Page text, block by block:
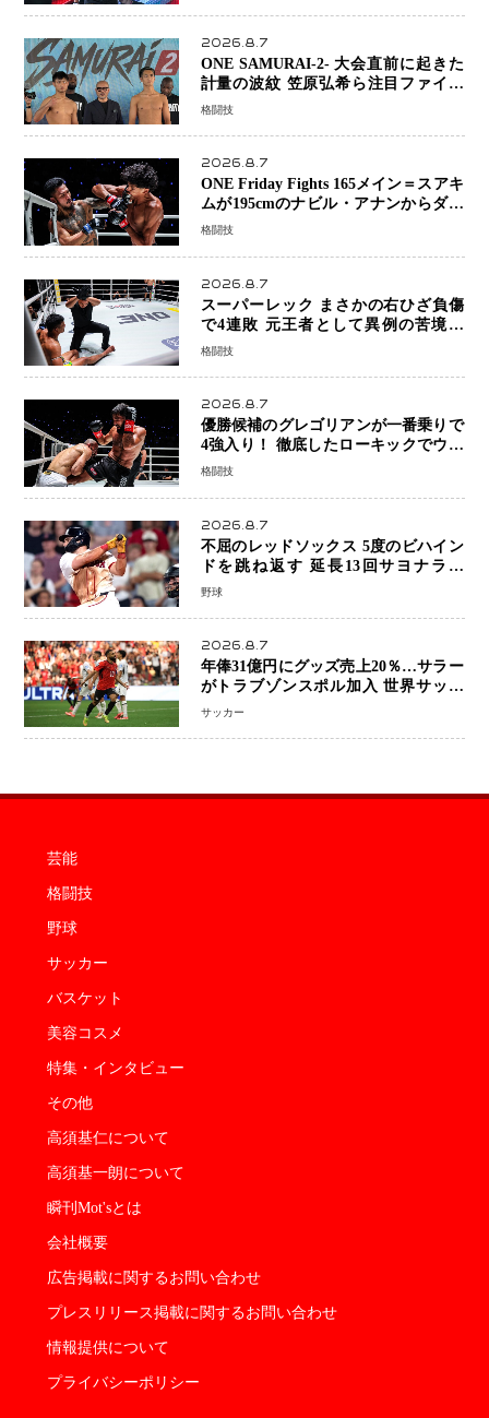
2026.8.7
ONE SAMURAI-2- 大会直前に起きた
計量の波紋 笠原弘希ら注目ファイタ
ーは契約体重で決戦へ、山本歩夢と平
格闘技
2026.8.7
ONE Friday Fights 165メイン＝スアキ
ムが195cmのナビル・アナンからダウ
ン奪取！猛反撃を耐え抜き判定勝利、
格闘技
2026.8.7
スーパーレック まさかの右ひざ負傷
で4連敗 元王者として異例の苦境…
「アクシデント」でも消えない危険信
格闘技
2026.8.7
優勝候補のグレゴリアンが一番乗りで
4強入り！ 徹底したローキックでウス
ビャンを攻略、判定勝利
格闘技
2026.8.7
不屈のレッドソックス 5度のビハイン
ドを跳ね返す 延長13回サヨナラ勝
ち 吉田正尚選手も2安打1打点で貢献 4
野球
2026.8.7
年俸31億円にグッズ売上20％…サラー
がトラブゾンスポル加入 世界サッカ
ーは「五大リーグ一強」から新時代へ
サッカー
芸能
格闘技
野球
サッカー
バスケット
美容コスメ
特集・インタビュー
その他
高須基仁について
高須基一朗について
瞬刊Mot'sとは
会社概要
広告掲載に関するお問い合わせ
プレスリリース掲載に関するお問い合わせ
情報提供について
プライバシーポリシー